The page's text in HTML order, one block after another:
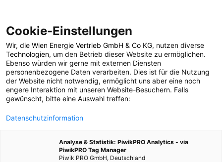
POSTS BY TAG
Projekte
1 BEITRAG
Cookie-Einstellungen
Wir, die Wien Energie Vertrieb GmbH & Co KG, nutzen diverse
Technologien, um den Betrieb dieser Website zu ermöglichen.
Ebenso würden wir gerne mit externen Diensten
personenbezogene Daten verarbeiten. Dies ist für die Nutzung
der Website nicht notwendig, ermöglicht uns aber eine noch
engere Interaktion mit unseren Website-Besuchern. Falls
gewünscht, bitte eine Auswahl treffen:
Datenschutzinformation
Analyse & Statistik: PiwikPRO Analytics - via
PiwikPRO Tag Manager
Piwik PRO GmbH, Deutschland